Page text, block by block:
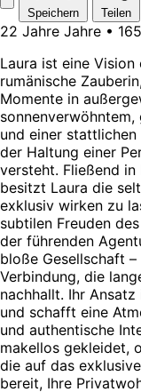
Speichern Teilen
22 Jahre Jahre •
Laura ist eine
rumänische
Momente in
und einer
der Haltung einer
versteht. Fließend in
besitzt Laura die
exklusiv wirken zu
subtilen Freuden
der führenden
bloße Gesellschaft
Verbindung, die
nachhallt. Ihr
und schafft eine
und authentische
makellos gekleidet,
die auf das
bereit, Ihre